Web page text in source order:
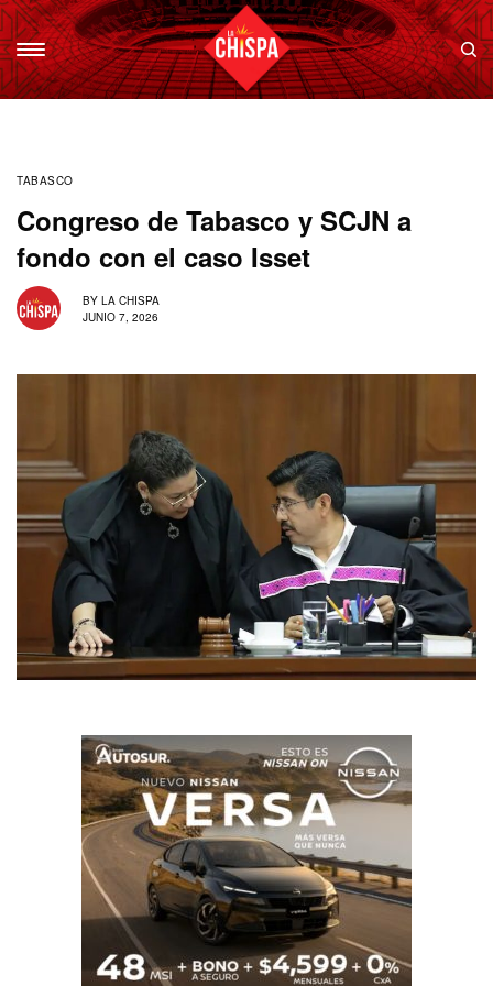
TABASCO
Congreso de Tabasco y SCJN a
fondo con el caso Isset
BY LA CHISPA
JUNIO 7, 2026